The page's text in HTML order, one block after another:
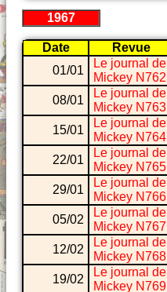
1967
Date Revue
01/01
Le journal de
Mickey N762
08/01
Le journal de
Mickey N763
15/01
Le journal de
Mickey N764
22/01
Le journal de
Mickey N765
29/01
Le journal de
Mickey N766
05/02
Le journal de
Mickey N767
12/02
Le journal de
Mickey N768
19/02
Le journal de
Mickey N769